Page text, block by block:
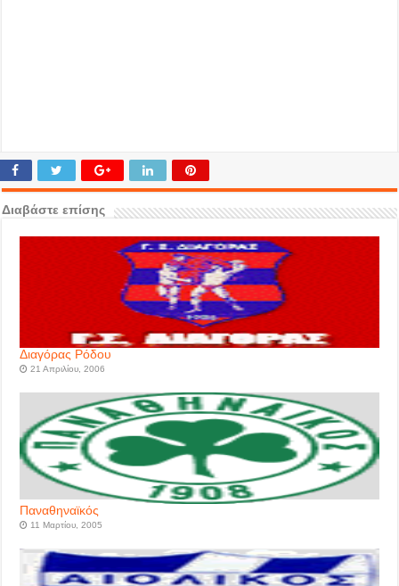
Διαβάστε επίσης
Διαγόρας Ρόδου
21 Απριλίου, 2006
Παναθηναϊκός
11 Μαρτίου, 2005